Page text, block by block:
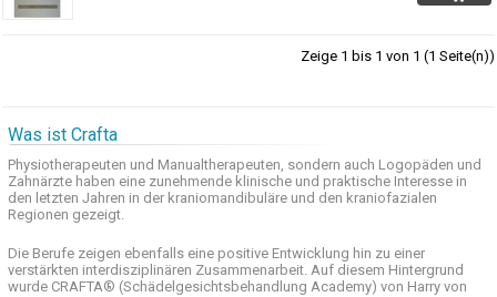
Zeige 1 bis 1 von 1 (1 Seite(n))
Was ist Crafta
Physiotherapeuten und Manualtherapeuten, sondern auch Logopäden und
Zahnärzte haben eine zunehmende klinische und praktische Interesse in
den letzten Jahren in der kraniomandibuläre und den kraniofazialen
Regionen gezeigt.
Die Berufe zeigen ebenfalls eine positive Entwicklung hin zu einer
verstärkten interdisziplinären Zusammenarbeit. Auf diesem Hintergrund
wurde CRAFTA® (Schädelgesichtsbehandlung Academy) von Harry von